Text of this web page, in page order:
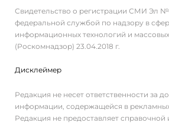
Свидетельство о регистрации СМИ Эл
федеральной службой по надзору в
информационных технологий и
(Роскомнадзор) 23.04.2018 г.
Дисклеймер
Редакция не несет ответственности за
информации, содержащейся в
Редакция не предоставляет справочной